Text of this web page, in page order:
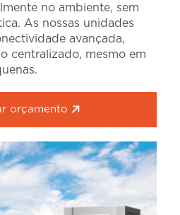
no ambiente, sem
As nossas unidades
avançada,
centralizado, mesmo em
orçamento